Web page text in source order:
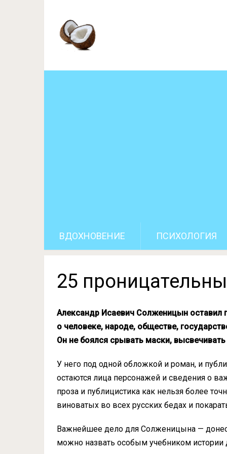
ВДОХНОВЕНИЕ ПСИХОЛОГИЯ
25
Александр Исаевич Солженицын оставил
о человеке, народе, обществе,
Он не боялся срывать маски,
У него под одной обложкой и роман, и
остаются лица персонажей и сведения о
проза и публицистика как нельзя более
виноватых во всех русских бедах и
Важнейшее дело для Солженицына —
можно назвать особым учебником истории